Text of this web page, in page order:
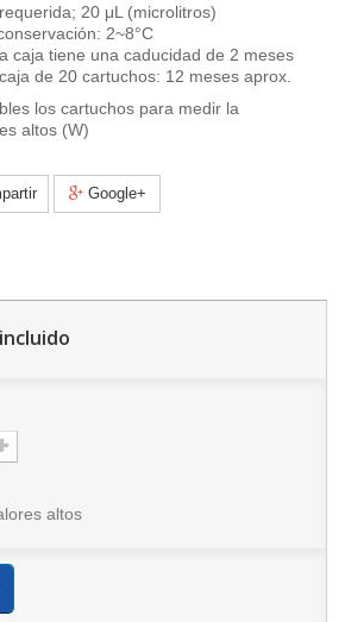
20 μL (microlitros)
2~8°C
caja tiene una caducidad de 2 meses
de 20 cartuchos: 12 meses aprox.
los cartuchos para medir la
altos (W)
Google+
altos